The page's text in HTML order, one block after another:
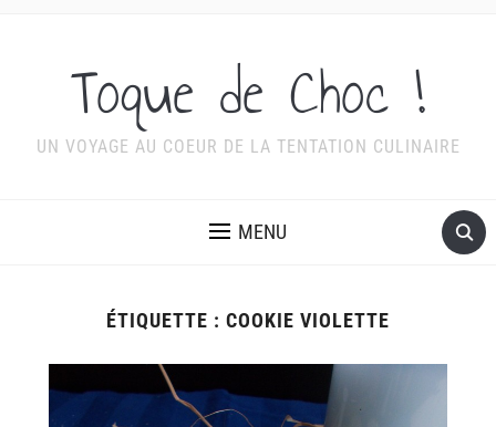
Toque de Choc !
UN VOYAGE AU COEUR DE LA TENTATION CULINAIRE
MENU
ÉTIQUETTE : COOKIE VIOLETTE